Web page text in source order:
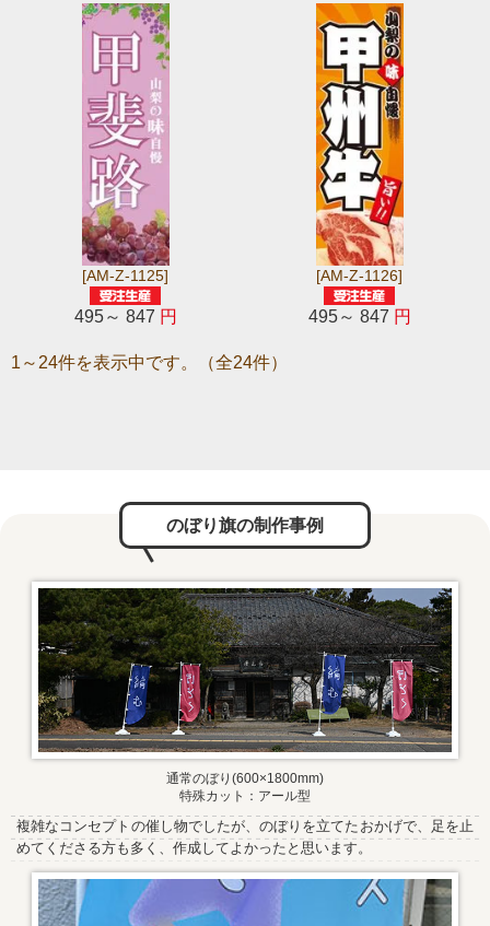
[AM-Z-1125]
495～ 847 円
[AM-Z-1126]
495～ 847 円
1～24件を表示中です。（全24件）
のぼり旗の制作事例
通常のぼり(600×1800mm)
特殊カット：アール型
複雑なコンセプトの催し物でしたが、のぼりを立てたおかげで、足を止
めてくださる方も多く、作成してよかったと思います。